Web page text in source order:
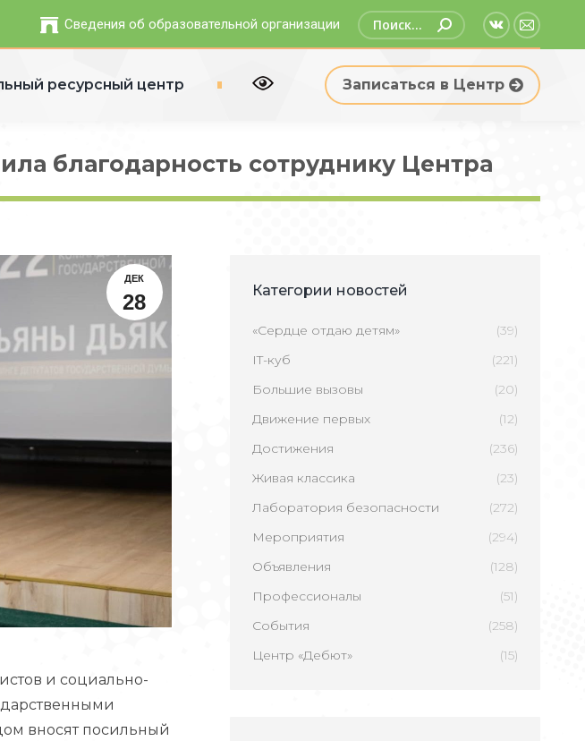
Сведения об образовательной организации Поиск:
Страница
Вконтакте
Email
ресурсный центр Записаться в Центр
благодарность сотруднику Центра
ДЕК
28
и социально-
вносят посильный
Категории новостей
«Сердце отдаю детям»
(39)
IT-куб
(221)
Большие вызовы
(20)
Движение первых
(12)
Достижения
(236)
Живая классика
(23)
Лаборатория безопасности
(272)
Мероприятия
(294)
Объявления
(128)
Профессионалы
(51)
События
(258)
Центр «Дебют»
(15)